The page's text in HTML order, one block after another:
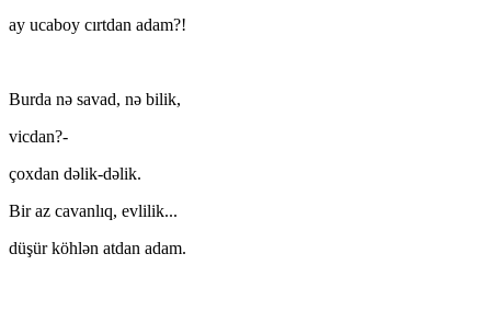
ay ucaboy cırtdan adam?!
Burda nə savad, nə bilik,
vicdan?-
çoxdan dəlik-dəlik.
Bir az cavanlıq, evlilik...
düşür köhlən atdan adam.